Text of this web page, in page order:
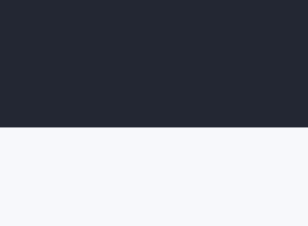
86 C.Co, el Decreto Único
Personal puede ser consultada
(acceso, actualización, supresión,
, dirección física